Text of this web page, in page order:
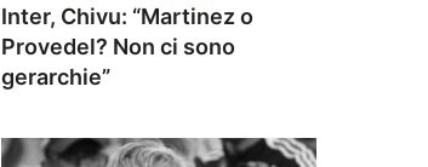
Inter, Chivu: “Martinez o
Provedel? Non ci sono
gerarchie”